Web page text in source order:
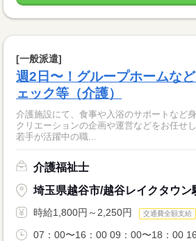
[一般派遣]
週2日〜！グループホームな
ェック等（介護）
介護施設にて、食事や入浴のサポートなど
クリエーションの企画や運営などをお任せします。 ★20代
若手が活躍中の職...
介護福祉士
埼玉県越谷市/越谷レイクタウン
時給1,800円～2,250円 交通費全額支給
07：00〜16：00 09：00〜18：00 16